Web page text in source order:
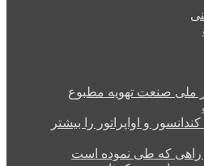
و اواپراتور را بیشتر
راهی که طی نموده است